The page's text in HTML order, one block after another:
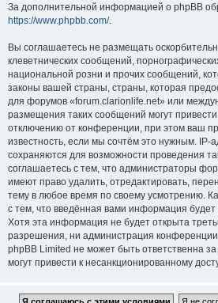
За дополнительной информацией о phpBB
https://www.phpbb.com/.
Вы соглашаетесь не размещать
клеветнических сообщений,
национальной розни и прочих сообщений,
законы вашей страны, страны, которая
для форумов «forum.clarionlife.net» или
размещения таких сообщений могут
отключению от конференции, при этом ваш
известность, если мы сочтём это нужным. IP-
сохраняются для возможности проведения
соглашаетесь с тем, что администраторы
имеют право удалить, отредактировать,
тему в любое время по своему усмотрению.
с тем, что введённая вами информация
Хотя эта информация не будет открыта
разрешения, ни администрация
phpBB Limited не может быть ответственна
могут привести к несанкционированному